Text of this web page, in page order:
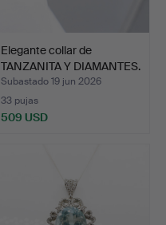
Elegante collar de
TANZANITA Y DIAMANTES.
Subastado 19 jun 2026
33 pujas
509 USD